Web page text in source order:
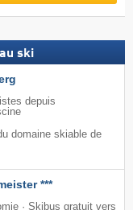
ski
depuis
domaine skiable de
***
· Skibus gratuit vers